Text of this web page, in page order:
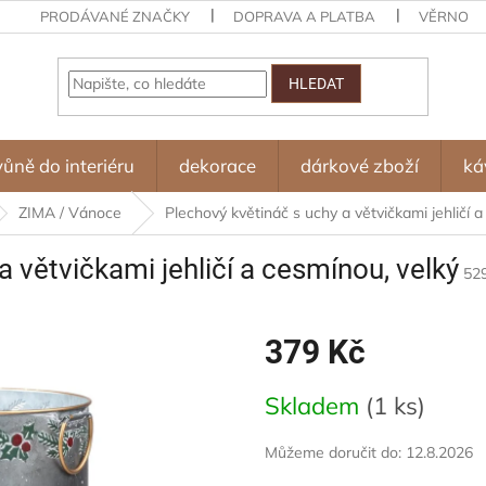
PRODÁVANÉ ZNAČKY DOPRAVA A PLATBA
HLEDAT
do interiéru dekorace dárkové zboží
ZIMA / Vánoce Plechový květináč s uchy a větvičkami jehličí
větvičkami jehličí a cesmínou, velký
379 Kč
cena:
Skladem (1 ks)
Můžeme doručit do: 12.8.2026